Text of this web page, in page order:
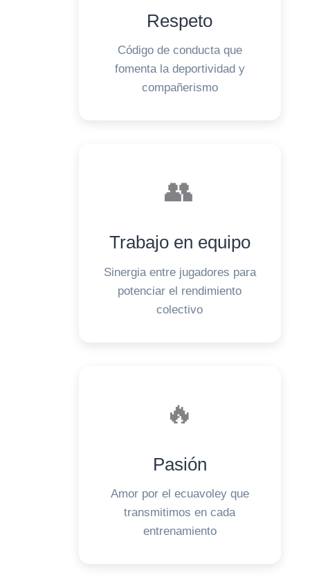
Respeto
Código de conducta que
fomenta la deportividad y
compañerismo
👥
Trabajo en equipo
Sinergia entre jugadores para
potenciar el rendimiento
colectivo
🔥
Pasión
Amor por el ecuavoley que
transmitimos en cada
entrenamiento